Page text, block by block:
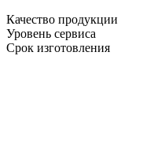
Качество продукции
Уровень сервиса
Срок изготовления